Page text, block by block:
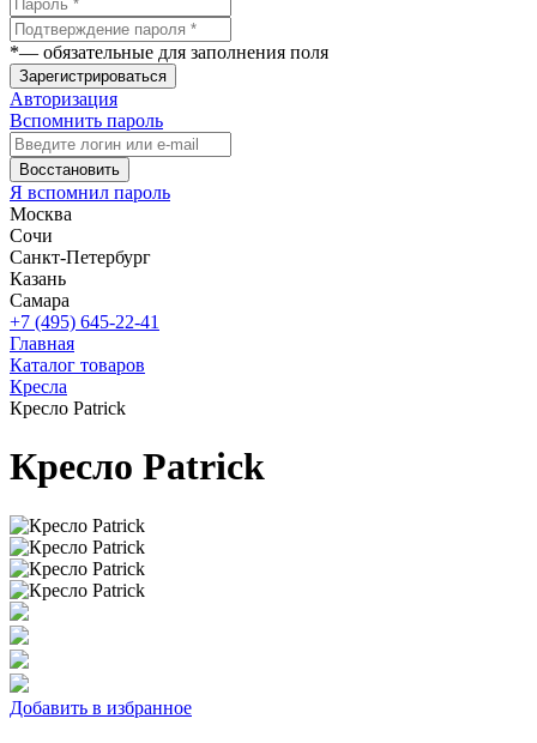
*— обязательные для заполнения поля
Зарегистрироваться
Авторизация
Вспомнить пароль
Восстановить
Я вспомнил пароль
Москва
Сочи
Санкт-Петербург
Казань
Самара
+7 (495) 645-22-41
Главная
Каталог товаров
Кресла
Кресло Patrick
Кресло Patrick
Добавить в избранное